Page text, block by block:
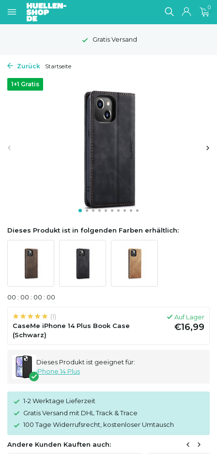
0
Gratis Versand
Zurück Startseite
1+1 Gratis
Dieses Produkt ist in folgenden Farben erhältlich:
00 : 00 : 00 : 00
(1)
CaseMe iPhone 14 Plus Book Case
(Schwarz)
Auf Lager
€16,99
Dieses Produkt ist geeignet für:
iPhone 14 Plus
1-2 Werktage Lieferzeit
Gratis Versand mit DHL Track & Trace
100 Tage Widerrufsrecht, kostenloser Umtausch
Andere Kunden Kauften auch: